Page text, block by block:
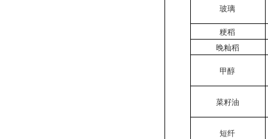
玻璃
粳稻
晚籼稻
甲醇
菜籽油
短纤